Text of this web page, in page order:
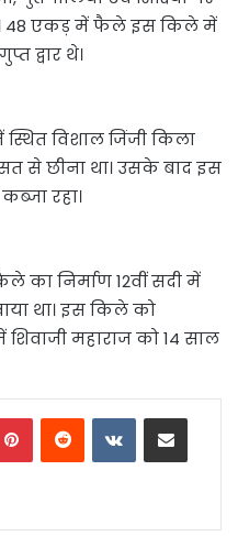
48 एकड़ में फैले इस किले में
द्वार थे।
विशाल जिंजी किला
से छीना था। उसके बाद इस
रहा।
का निर्माण 12वीं सदी में
था। इस किले को
महाराज को 14 साल
PinterestReddit VKontakteShare via Email